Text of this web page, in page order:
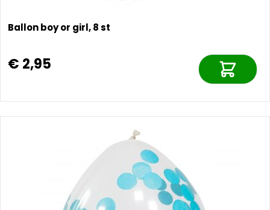
Ballon boy or girl, 8 st
€ 2,95